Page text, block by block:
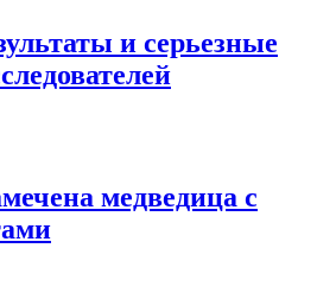
и серьезные
медведица с